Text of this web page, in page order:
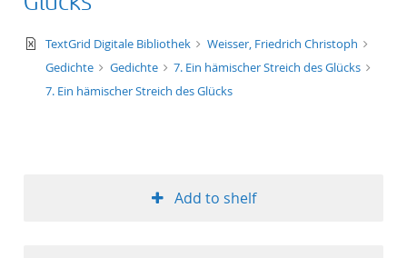
text/xml
TextGrid Digitale Bibliothek
Weisser, Friedrich Christoph
Gedichte
Gedichte
7. Ein hämischer Streich des Glücks
7. Ein hämischer Streich des Glücks
Add to shelf